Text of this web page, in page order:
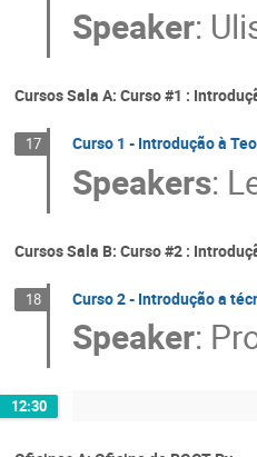
Speaker:
Cursos Sala A: Curso #1 :
17 Curso 1 - Introdução à
Speakers:
Cursos Sala B: Curso #2 :
18 Curso 2 - Introdução a
Speaker:
12:30